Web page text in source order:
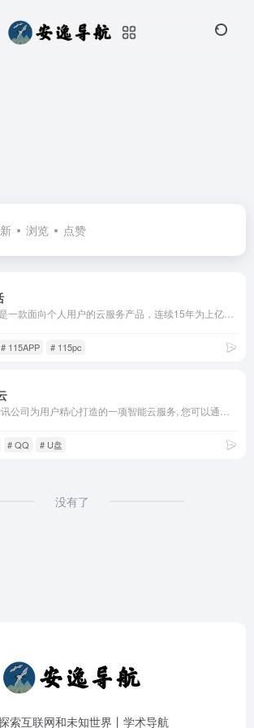
浏览 点赞
# 115APP # 115pc
# QQ # U盘
没有了
索互联网和未知世界丨学术导航